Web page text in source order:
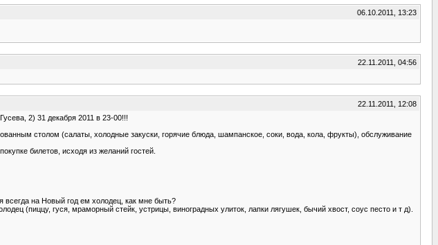
06.10.2011, 13:23
22.11.2011, 04:56
22.11.2011, 12:08
2) 31 декабря 2011 в 23-00!!!
столом (салаты, холодные закуски, горячие блюда, шампанское, соки, вода, кола, фрукты), обслуживание
билетов, исходя из желаний гостей.
всегда на Новый год ем холодец, как мне быть?
(пиццу, гуся, мраморный стейк, устрицы, виноградных улиток, лапки лягушек, бычий хвост, соус песто и т д).